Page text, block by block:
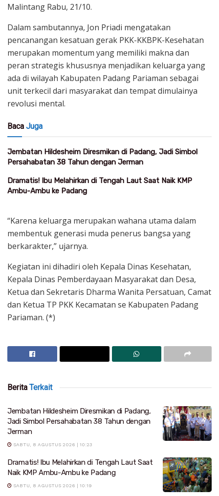
Malintang Rabu, 21/10.
Dalam sambutannya, Jon Priadi mengatakan
pencanangan kesatuan gerak PKK-KKBPK-Kesehatan
merupakan momentum yang memiliki makna dan
peran strategis khususnya menjadikan keluarga yang
ada di wilayah Kabupaten Padang Pariaman sebagai
unit terkecil dari masyarakat dan tempat dimulainya
revolusi mental.
Baca Juga
Jembatan Hildesheim Diresmikan di Padang, Jadi Simbol
Persahabatan 38 Tahun dengan Jerman
Dramatis! Ibu Melahirkan di Tengah Laut Saat Naik KMP
Ambu-Ambu ke Padang
“Karena keluarga merupakan wahana utama dalam
membentuk generasi muda penerus bangsa yang
berkarakter,” ujarnya.
Kegiatan ini dihadiri oleh Kepala Dinas Kesehatan,
Kepala Dinas Pemberdayaan Masyarakat dan Desa,
Ketua dan Sekretaris Dharma Wanita Persatuan, Camat
dan Ketua TP PKK Kecamatan se Kabupaten Padang
Pariaman. (*)
Berita Terkait
Jembatan Hildesheim Diresmikan di Padang,
Jadi Simbol Persahabatan 38 Tahun dengan
Jerman
SABTU, 8 AGUSTUS 2026 | 10:23
Dramatis! Ibu Melahirkan di Tengah Laut Saat
Naik KMP Ambu-Ambu ke Padang
SABTU, 8 AGUSTUS 2026 | 10:19